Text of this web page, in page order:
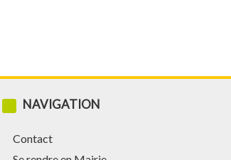
NAVIGATION
Contact